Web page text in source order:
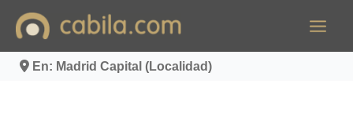
contenido
En: Madrid Capital (Localidad)